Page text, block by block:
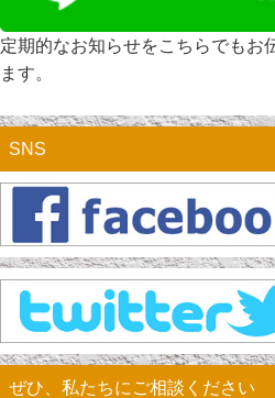
定期的なお知らせをこちらでもお
ます。
SNS
ぜひ、私たちにご相談ください